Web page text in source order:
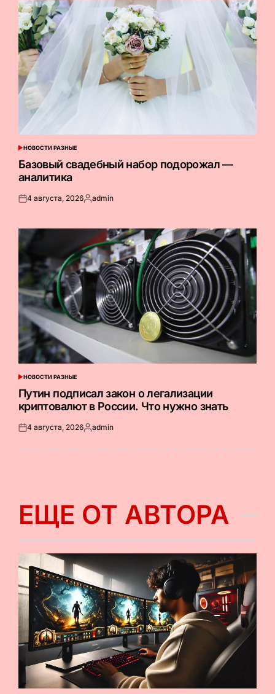
ОПУБЛИКОВАНО
В
НОВОСТИ РАЗНЫЕ
Базовый свадебный набор подорожал —
аналитика
Опубликовано
4 августа, 2026Запись
admin
ОПУБЛИКОВАНО
В
НОВОСТИ РАЗНЫЕ
Путин подписал закон о легализации
криптовалют в России. Что нужно знать
Опубликовано
4 августа, 2026Запись
admin
ЕЩЕ ОТ АВТОРА